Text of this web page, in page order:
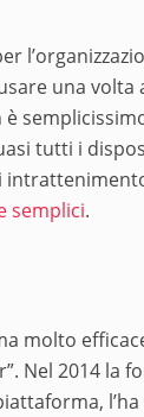
una volta
tutti i
semplici.
molto
Nel 2014 la